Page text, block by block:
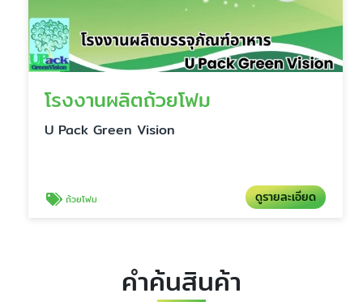
โรงงานผลิตถ้วยโฟม
U Pack Green Vision
ถ้วยโฟม ดูรายละเอียด
คำค้นสินค้า